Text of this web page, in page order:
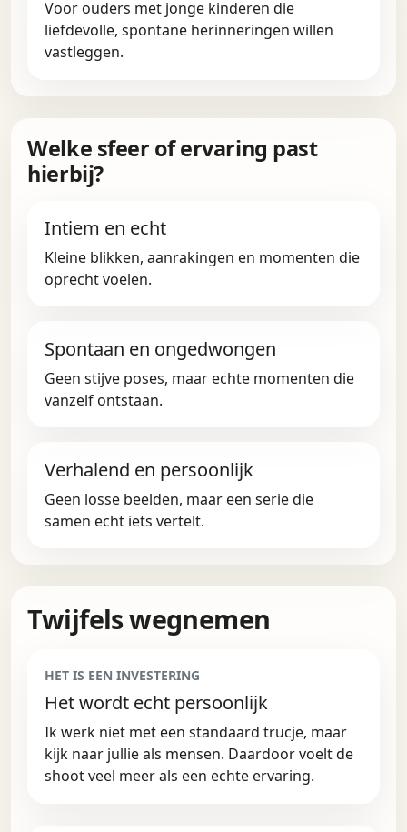
Voor ouders met jonge kinderen die
liefdevolle, spontane herinneringen willen
vastleggen.
Welke sfeer of ervaring past
hierbij?
Intiem en echt
Kleine blikken, aanrakingen en momenten die
oprecht voelen.
Spontaan en ongedwongen
Geen stijve poses, maar echte momenten die
vanzelf ontstaan.
Verhalend en persoonlijk
Geen losse beelden, maar een serie die
samen echt iets vertelt.
Twijfels wegnemen
HET IS EEN INVESTERING
Het wordt echt persoonlijk
Ik werk niet met een standaard trucje, maar
kijk naar jullie als mensen. Daardoor voelt de
shoot veel meer als een echte ervaring.